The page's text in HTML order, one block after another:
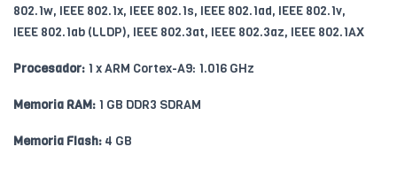
802.1w, IEEE 802.1x, IEEE 802.1s, IEEE 802.1ad, IEEE 802.1v,
IEEE 802.1ab (LLDP), IEEE 802.3at, IEEE 802.3az, IEEE 802.1AX
Procesador: 1 x ARM Cortex-A9: 1.016 GHz
Memoria RAM: 1 GB DDR3 SDRAM
Memoria Flash: 4 GB